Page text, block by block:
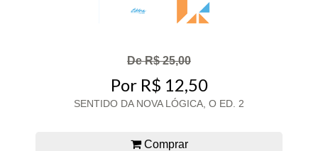
De R$ 25,00
Por R$ 12,50
SENTIDO DA NOVA LÓGICA, O ED. 2
Comprar